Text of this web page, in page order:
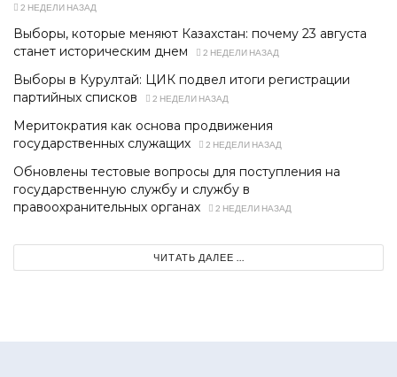
2 НЕДЕЛИ НАЗАД
Выборы, которые меняют Казахстан: почему 23 августа
станет историческим днем
2 НЕДЕЛИ НАЗАД
Выборы в Курултай: ЦИК подвел итоги регистрации
партийных списков
2 НЕДЕЛИ НАЗАД
Меритократия как основа продвижения
государственных служащих
2 НЕДЕЛИ НАЗАД
Обновлены тестовые вопросы для поступления на
государственную службу и службу в
правоохранительных органах
2 НЕДЕЛИ НАЗАД
ЧИТАТЬ ДАЛЕЕ ...